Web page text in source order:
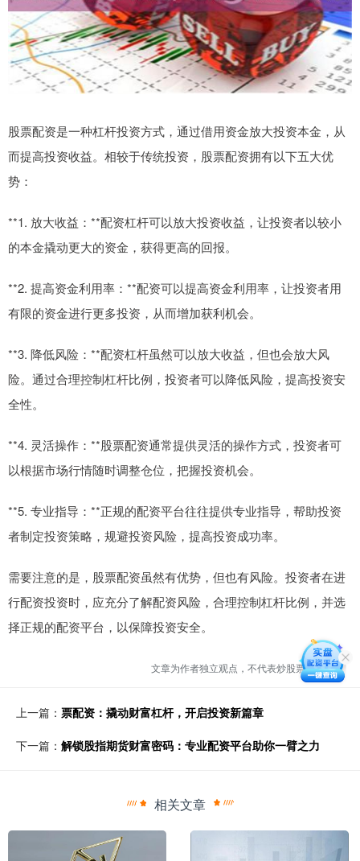
股票配资是一种杠杆投资方式，通过借用资金放大投资本金，从
而提高投资收益。相较于传统投资，股票配资拥有以下五大优
势：
**1. 放大收益：**配资杠杆可以放大投资收益，让投资者以较小
的本金撬动更大的资金，获得更高的回报。
**2. 提高资金利用率：**配资可以提高资金利用率，让投资者用
有限的资金进行更多投资，从而增加获利机会。
**3. 降低风险：**配资杠杆虽然可以放大收益，但也会放大风
险。通过合理控制杠杆比例，投资者可以降低风险，提高投资安
全性。
**4. 灵活操作：**股票配资通常提供灵活的操作方式，投资者可
以根据市场行情随时调整仓位，把握投资机会。
**5. 专业指导：**正规的配资平台往往提供专业指导，帮助投资
者制定投资策略，规避投资风险，提高投资成功率。
需要注意的是，股票配资虽然有优势，但也有风险。投资者在进
行配资投资时，应充分了解配资风险，合理控制杠杆比例，并选
择正规的配资平台，以保障投资安全。
文章为作者独立观点，不代表炒股票配资观点
上一篇： 票配资：撬动财富杠杆，开启投资新篇章
下一篇： 解锁股指期货财富密码：专业配资平台助你一臂之力
相关文章